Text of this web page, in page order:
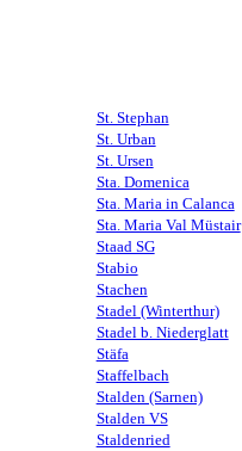
St. Stephan
St. Urban
St. Ursen
Sta. Domenica
Sta. Maria in Calanca
Sta. Maria Val Müstair
Staad SG
Stabio
Stachen
Stadel (Winterthur)
Stadel b. Niederglatt
Stäfa
Staffelbach
Stalden (Sarnen)
Stalden VS
Staldenried